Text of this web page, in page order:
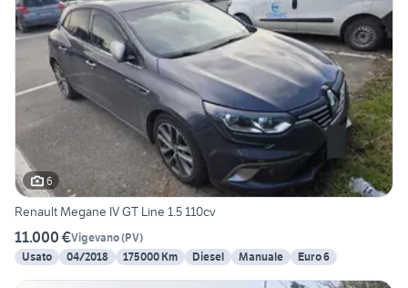
6
Renault Megane IV GT Line 1.5 110cv
11.000 €Vigevano(PV)
Usato
04/2018 175000 Km Diesel Manuale Euro 6